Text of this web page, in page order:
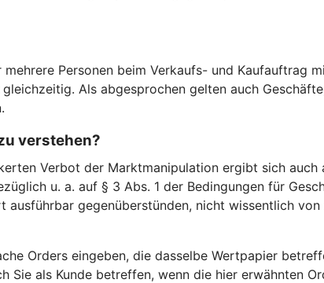
Personen beim Verkaufs- und Kaufauftrag
Als abgesprochen gelten auch
verstehen?
Verbot der Marktmanipulation ergibt sich auch
u. a. auf § 3 Abs. 1 der Bedingungen für
gegenüberstünden, nicht wissentlich von
Orders eingeben, die dasselbe Wertpapier
als Kunde betreffen, wenn die hier erwähnten